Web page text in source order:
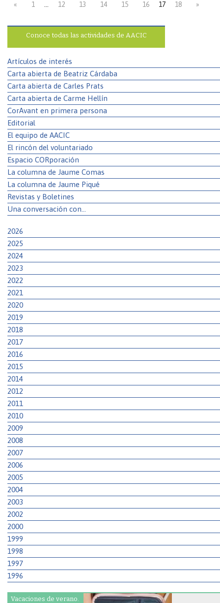
« 1 12 13 14 15 16 17 18 »
Conoce todas las actividades de AACIC
Artículos de interés
Carta abierta de Beatriz Cárdaba
Carta abierta de Carles Prats
Carta abierta de Carme Hellín
CorAvant en primera persona
Editorial
El equipo de AACIC
El rincón del voluntariado
Espacio CORporación
La columna de Jaume Comas
La columna de Jaume Piqué
Revistas y Boletines
Una conversación con…
2026
2025
2024
2023
2022
2021
2020
2019
2018
2017
2016
2015
2014
2012
2011
2010
2009
2008
2007
2006
2005
2004
2003
2002
2000
1999
1998
1997
1996
Vacaciones de verano.